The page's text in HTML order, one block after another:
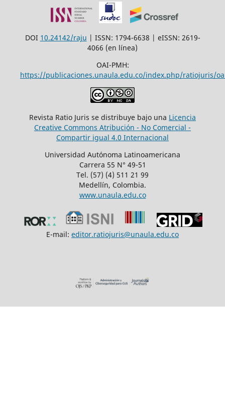
DOI 10.24142/raju | ISSN: 1794-6638 | eISSN: 2619-
4066 (en línea)
OAI-PMH:
https://publicaciones.unaula.edu.co/index.php/ratiojuris/
Revista Ratio Juris se distribuye bajo una Licencia
Creative Commons Atribución - No Comercial -
Compartir igual 4.0 Internacional
Universidad Autónoma Latinoamericana
Carrera 55 N° 49-51
Tel. (57) (4) 511 21 99
Medellín, Colombia.
www.unaula.edu.co
E-mail: editor.ratiojuris@unaula.edu.co